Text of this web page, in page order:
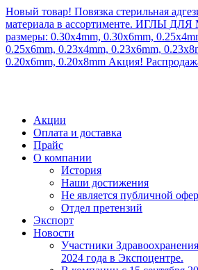
Новый товар! Повязка стерильная
материала в ассортименте. ИГЛЫ ДЛЯ
размеры: 0.30x4mm, 0.30x6mm,
0.25x6mm, 0.23x4mm, 0.23x6mm,
0.20x6mm, 0.20x8mm Акция!
Акции
Оплата и доставка
Прайс
О компании
История
Наши достижения
Не является публичной
Отдел претензий
Экспорт
Новости
Участники
2024 года в Экспоцентре.